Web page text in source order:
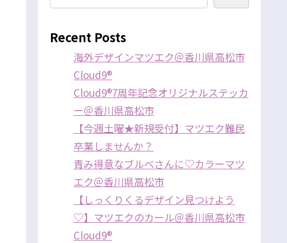
Recent Posts
海外デザインマツエク＠香川県高松市
Cloud9®
Cloud9®7周年記念オリジナルステッカ
ー＠香川県高松市
【今週土曜★新規受付】マツエク難民
卒業しませんか？
青み得意なブルベさんに♡カラーマツ
エク＠香川県高松市
【しっくりくるデザイン見つけよう
♡】マツエクのカール＠香川県高松市
Cloud9®